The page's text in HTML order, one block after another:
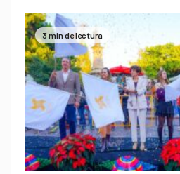
3 min de lectura